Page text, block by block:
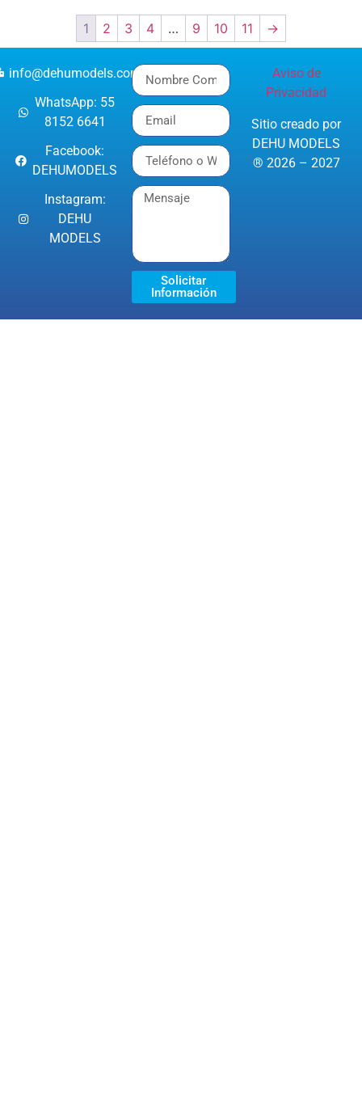
1 2 3 4 … 9 10 11 →
info@dehumodels.com
WhatsApp: 55
8152 6641
Facebook:
DEHUMODELS
Instagram:
DEHU
MODELS
Solicitar
Información
Aviso de
Privacidad
Sitio creado por
DEHU MODELS
® 2026 – 2027